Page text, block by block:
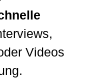
Videos